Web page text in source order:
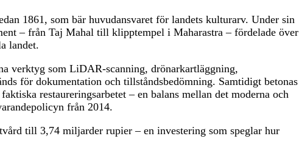
1861, som bär huvudansvaret för landets kulturarv. Under sin
– från Taj Mahal till klipptempel i Maharastra – fördelade över
landet.
verktyg som LiDAR-scanning, drönarkartläggning,
för dokumentation och tillståndsbedömning. Samtidigt betonas
restaureringsarbetet – en balans mellan det moderna och
från 2014.
till 3,74 miljarder rupier – en investering som speglar hur